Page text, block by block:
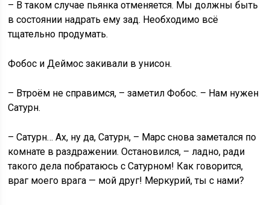
– В таком случае пьянка отменяется. Мы должны быть
в состоянии надрать ему зад. Необходимо всё
тщательно продумать.
Фобос и Деймос закивали в унисон.
– Втроём не справимся, – заметил Фобос. – Нам нужен
Сатурн.
– Сатурн… Ах, ну да, Сатурн, – Марс снова заметался по
комнате в раздражении. Остановился, – ладно, ради
такого дела побратаюсь с Сатурном! Как говорится,
враг моего врага — мой друг! Меркурий, ты с нами?